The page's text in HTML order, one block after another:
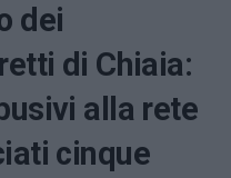
dei
di Chiaia:
alla rete
cinque